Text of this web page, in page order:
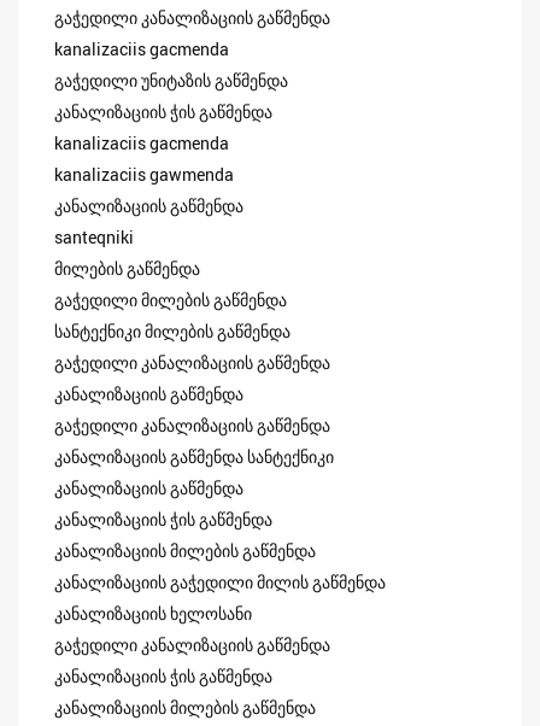
გაჭედილი კანალიზაციის გაწმენდა
kanalizaciis gacmenda
გაჭედილი უნიტაზის გაწმენდა
კანალიზაციის ჭის გაწმენდა
kanalizaciis gacmenda
kanalizaciis gawmenda
კანალიზაციის გაწმენდა
santeqniki
მილების გაწმენდა
გაჭედილი მილების გაწმენდა
სანტექნიკი მილების გაწმენდა
გაჭედილი კანალიზაციის გაწმენდა
კანალიზაციის გაწმენდა
გაჭედილი კანალიზაციის გაწმენდა
კანალიზაციის გაწმენდა სანტექნიკი
კანალიზაციის გაწმენდა
კანალიზაციის ჭის გაწმენდა
კანალიზაციის მილების გაწმენდა
კანალიზაციის გაჭედილი მილის გაწმენდა
კანალიზაციის ხელოსანი
გაჭედილი კანალიზაციის გაწმენდა
კანალიზაციის ჭის გაწმენდა
კანალიზაციის მილების გაწმენდა